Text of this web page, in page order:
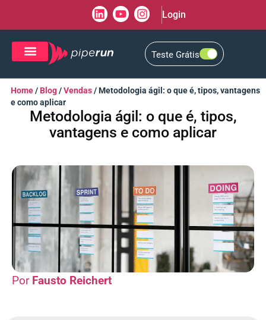
Login
Teste Grátis
Home/ Blog/Vendas/Metodologia ágil: o que é, tipos, vantagens
e como aplicar
Metodologia ágil: o que é, tipos,
vantagens e como aplicar
Fausto Reichert